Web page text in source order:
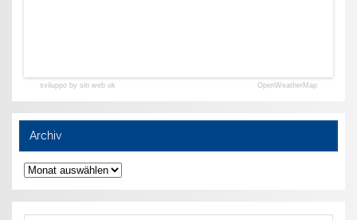
sviluppo by siti web ok OpenWeatherMap
Archiv
Archiv